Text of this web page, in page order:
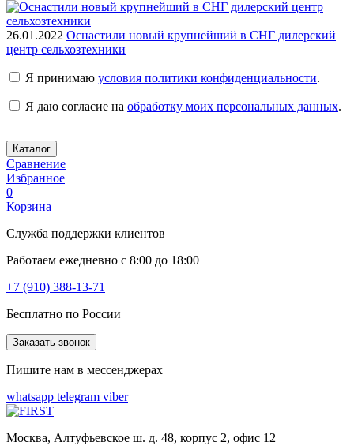
26.01.2022 Оснастили новый крупнейший в СНГ дилерский
центр сельхозтехники
Я принимаю условия политики конфиденциальности.
Я даю согласие на обработку моих персональных данных.
Каталог
Сравнение
Избранное
0
Корзина
Служба поддержки клиентов
Работаем ежедневно с 8:00 до 18:00
+7 (910) 388-13-71
Бесплатно по России
Заказать звонок
Пишите нам в мессенджерах
whatsapp telegram viber
Москва, Алтуфьевское ш. д. 48, корпус 2, офис 12